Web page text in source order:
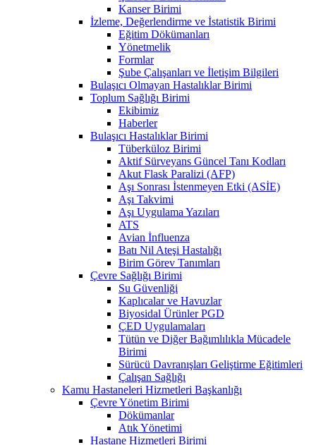
Kanser Birimi
İzleme, Değerlendirme ve İstatistik Birimi
Eğitim Dökümanları
Yönetmelik
Formlar
Şube Çalışanları ve İletişim Bilgileri
Bulaşıcı Olmayan Hastalıklar Birimi
Toplum Sağlığı Birimi
Ekibimiz
Haberler
Bulaşıcı Hastalıklar Birimi
Tüberküloz Birimi
Aktif Sürveyans Güncel Tanı Kodları
Akut Flask Paralizi (AFP)
Aşı Sonrası İstenmeyen Etki (ASİE)
Aşı Takvimi
Aşı Uygulama Yazıları
ATS
Avian İnfluenza
Batı Nil Ateşi Hastalığı
Birim Görev Tanımları
Çevre Sağlığı Birimi
Su Güvenliği
Kaplıcalar ve Havuzlar
Biyosidal Ürünler PGD
ÇED Uygulamaları
Tütün ve Diğer Bağımlılıkla Mücadele
Birimi
Sürücü Davranışları Geliştirme Eğitimleri
Çalışan Sağlığı
Kamu Hastaneleri Hizmetleri Başkanlığı
Çevre Yönetim Birimi
Dökümanlar
Atık Yönetimi
Hastane Hizmetleri Birimi